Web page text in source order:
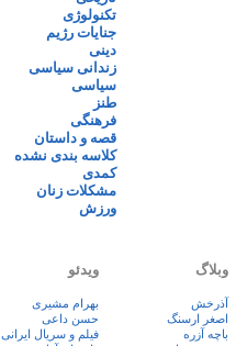
تکنولوژی
جنایات رژیم
دینی
زندانی سیاسی
سیاسی
طنز
فرهنگی
قصه و داستان
کلاسه بندی نشده
کمدی
مشکلات زنان
ورزش
وبلاگ
آذرخش
اصغر ارسنگ
باچه آزره
ویدئو
بهرام مشیری
حسن داعی
فيلم و سريال ايرانی